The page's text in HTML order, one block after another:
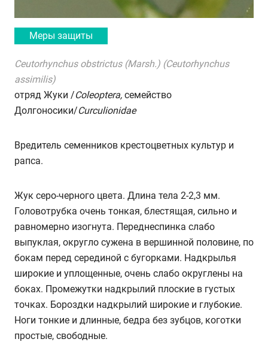
Меры защиты
Ceutorhynchus obstrictus (Marsh.) (Ceutorhynchus
assimilis)
отряд Жуки /Coleoptera, семейство
Долгоносики/Curculionidae
Вредитель семенников крестоцветных культур и
рапса.
Жук серо-черного цвета. Длина тела 2-2,3 мм.
Головотрубка очень тонкая, блестящая, сильно и
равномерно изогнута. Переднеспинка слабо
выпуклая, округло сужена в вершинной половине, по
бокам перед серединой с бугорками. Надкрылья
широкие и уплощенные, очень слабо округлены на
боках. Промежутки надкрылий плоские в густых
точках. Бороздки надкрылий широкие и глубокие.
Ноги тонкие и длинные, бедра без зубцов, коготки
простые, свободные.